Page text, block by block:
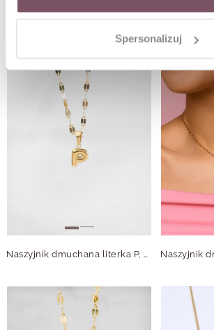
Spersonalizuj
Naszyjnik dmuchana literka P, złoty S305729Z00